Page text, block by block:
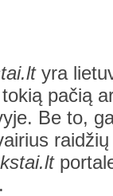
yra
pačią
Be to,